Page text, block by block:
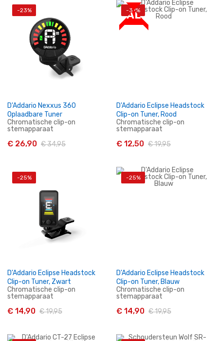
In Winkelwagen In Winkelwagen
-23%
In Winkelwagen
D'Addario Nexxus 360
Oplaadbare Tuner
Chromatische clip-on
stemapparaat
€ 26,90 € 34,95
SALE
-37%
In Winkelwagen
D'Addario Eclipse Headstock
Clip-on Tuner, Rood
Chromatische clip-on
stemapparaat
€ 12,50 € 19,95
-25%
D'Addario Eclipse Headstock
Clip-on Tuner, Zwart
Chromatische clip-on
stemapparaat
€ 14,90 € 19,95
-25%
D'Addario Eclipse Headstock
Clip-on Tuner, Blauw
Chromatische clip-on
stemapparaat
€ 14,90 € 19,95